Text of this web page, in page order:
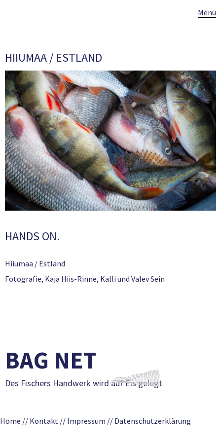
Menü
HIIUMAA / ESTLAND
HANDS ON.
Hiiumaa / Estland
Fotografie, Kaja Hiis-Rinne, Kalli und Valev Sein
BAG NET
Des Fischers Handwerk wird auf Eis gelegt
Home // Kontakt // Impressum // Datenschutzerklärung